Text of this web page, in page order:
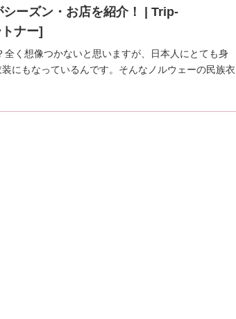
ーズン・お店を紹介！ | Trip-
ナー]
全く想像つかないと思いますが、日本人にとても身
にもなっているんです。そんなノルウェーの民族衣